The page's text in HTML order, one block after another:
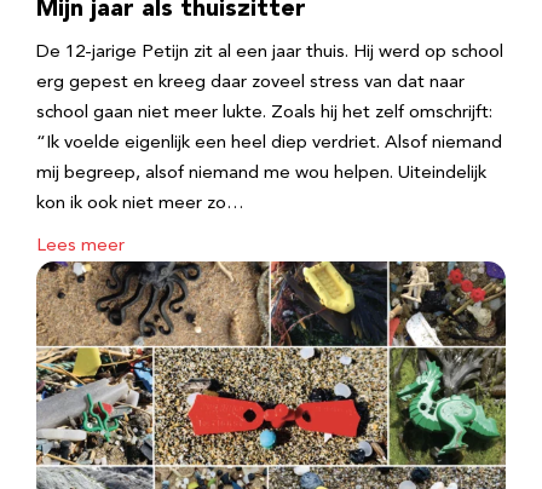
Mijn jaar als thuiszitter
De 12-jarige Petijn zit al een jaar thuis. Hij werd op school
erg gepest en kreeg daar zoveel stress van dat naar
school gaan niet meer lukte. Zoals hij het zelf omschrijft:
“Ik voelde eigenlijk een heel diep verdriet. Alsof niemand
mij begreep, alsof niemand me wou helpen. Uiteindelijk
kon ik ook niet meer zo…
Lees meer